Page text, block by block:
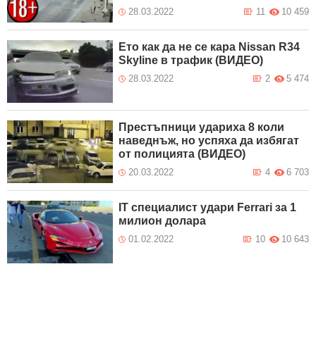
28.03.2022 10 459
11
Ето как да не се кара Nissan R34
Skyline в трафик (ВИДЕО)
28.03.2022 5 474
2
Престъпници удариха 8 коли
наведнъж, но успяха да избягат
от полицията (ВИДЕО)
20.03.2022 6 703
4
IT специалист удари Ferrari за 1
милион долара
01.02.2022 10 643
10